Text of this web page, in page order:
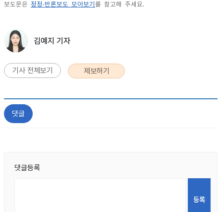
보도문은 정정·반론보도 모아보기를 참고해 주세요.
김예지 기자
기사 전체보기 제보하기
댓글
댓글등록